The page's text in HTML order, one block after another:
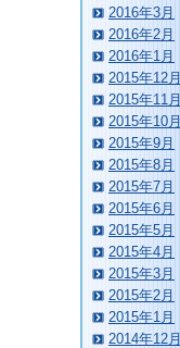
2016年3月
2016年2月
2016年1月
2015年12月
2015年11月
2015年10月
2015年9月
2015年8月
2015年7月
2015年6月
2015年5月
2015年4月
2015年3月
2015年2月
2015年1月
2014年12月